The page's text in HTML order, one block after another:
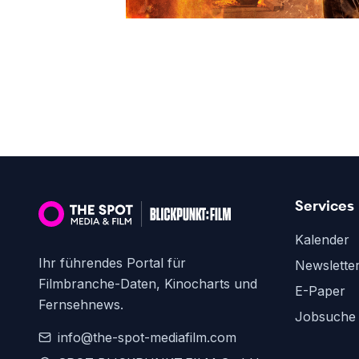
Ihr führendes Portal für
Filmbranche-Daten, Kinocharts und
Fernsehnews.
info@the-spot-mediafilm.com
Services
Kalender
E-Paper
Jobsuche